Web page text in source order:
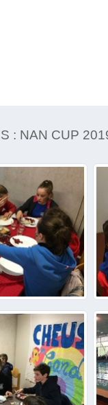
: NAN CUP